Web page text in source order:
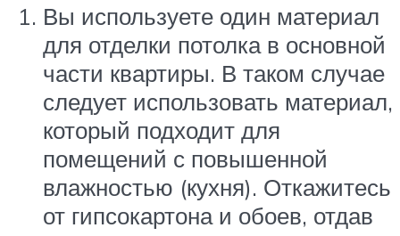
Вы используете один материал
для отделки потолка в основной
части квартиры. В таком случае
следует использовать материал,
который подходит для
помещений с повышенной
влажностью (кухня). Откажитесь
от гипсокартона и обоев, отдав